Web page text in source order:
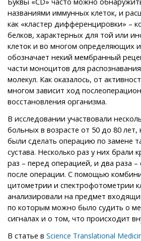
названиями иммунных клеток, и
как «кластер дифференцировки» –
белков, характерных для той или
клеток и во многом определяющих
обозначает некий мембранный
части моноцитов для
молекул. Как оказалось, от
многом зависит ход
восстановления организма.
В исследовании участвовали
больных в возрасте от 50 до 80
были сделать операцию по замене
сустава. Несколько раз у них брали
раз – перед операцией, и два раза –
после операции. С помощью
цитометрии и спектрофотометрии
анализировали на предмет
по которым можно было судить о
сигналах и о том, что происходит
В статье в Science Translational